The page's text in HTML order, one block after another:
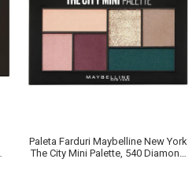
Paleta Farduri Maybelline New York
The City Mini Palette, 540 Diamond